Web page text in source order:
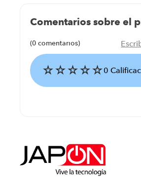
Comentarios sobre el
☆☆☆☆☆0
(0 comentarios)
Califica el producto de 1 a